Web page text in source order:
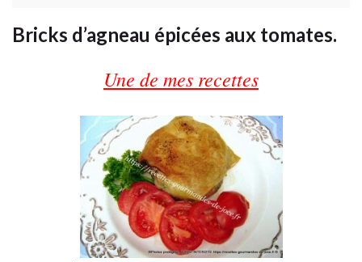
Bricks d’agneau épicées aux tomates.
Une de mes recettes